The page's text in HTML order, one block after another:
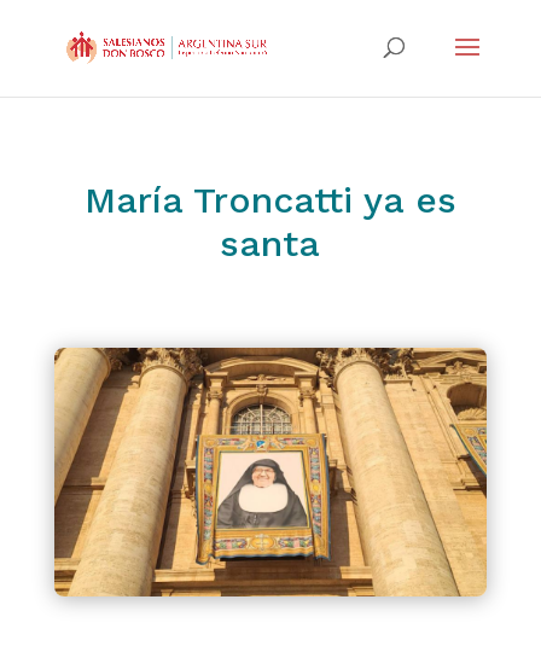
María Troncatti ya es
santa